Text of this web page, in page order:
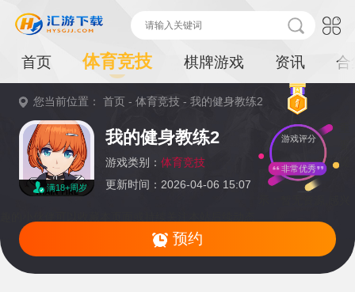
首页 体育竞技 棋牌游戏 资讯 合
您当前位置：首页 -体育竞技 -我的健身教练2
满18+周岁
我的健身教练2
游戏类别： 体育竞技
更新时间：2026-04-06 15:07
游戏评分
非常优秀
预约
提